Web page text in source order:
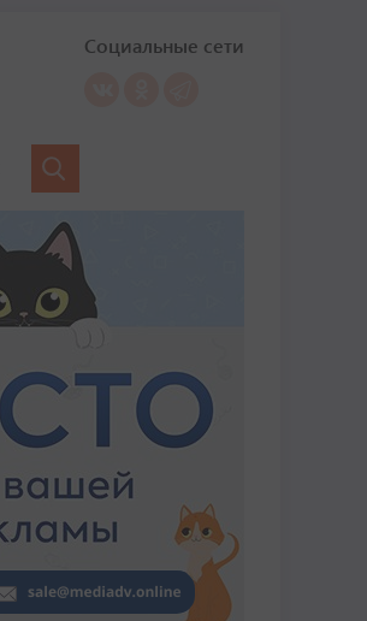
Социальные сети